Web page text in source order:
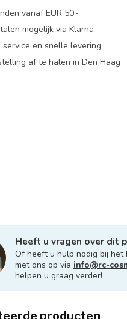
vanaf EUR 50,-
mogelijk via Klarna
en snelle levering
af te halen in Den Haag
Heeft u vragen over dit
Of heeft u hulp nodig bij het
met ons op via info@rc-
helpen u graag verder!
producten